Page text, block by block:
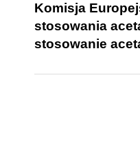
Komisja
stosowania
stosowanie